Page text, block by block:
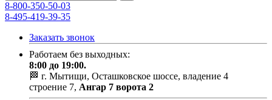
8-800-350-50-03
8-495-419-39-35
Заказать звонок
Работаем без выходных:
8:00 до 19:00.
🏁 г. Мытищи, Осташковское шоссе, владение 4
строение 7, Ангар 7 ворота 2